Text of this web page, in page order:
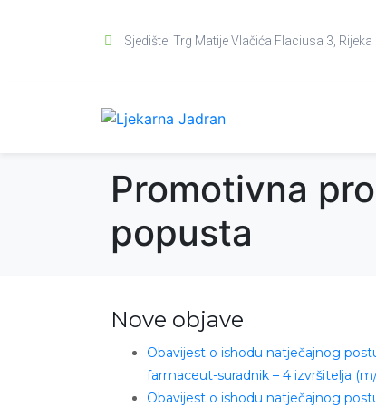
Sjedište: Trg Matije Vlačića Flaciusa 3, Rijeka
Promotivna
popusta
Nove objave
Obavijest o ishodu natječajnog
farmaceut-suradnik – 4 izvršitelja
Obavijest o ishodu natječajnog